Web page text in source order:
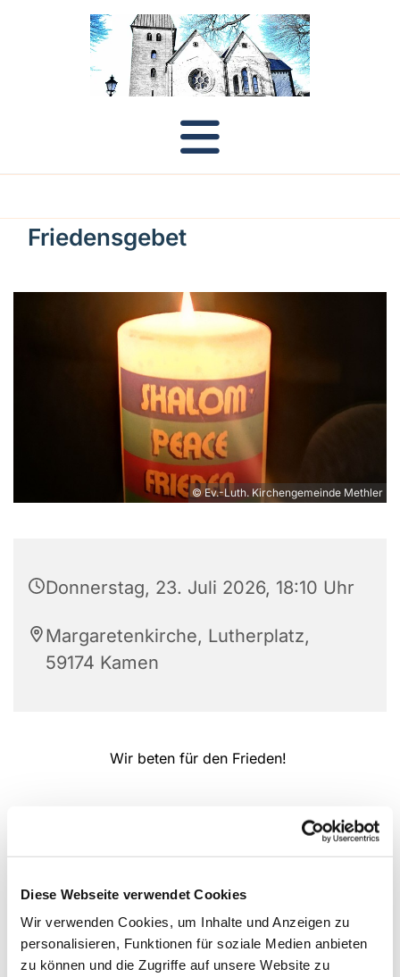
Diese Webseite verwendet Cookies
Wir verwenden Cookies, um Inhalte und Anzeigen zu
personalisieren, Funktionen für soziale Medien anbieten
zu können und die Zugriffe auf unsere Website zu
Friedensgebet
© Ev.-Luth. Kirchengemeinde Methler
Donnerstag, 23. Juli 2026, 18:10 Uhr
Margaretenkirche, Lutherplatz,
59174 Kamen
Wir beten für den Frieden!